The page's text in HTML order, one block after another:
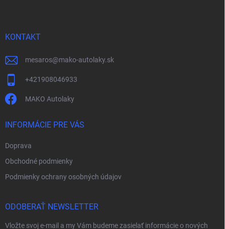
KONTAKT
mesaros@mako-autolaky.sk
+421908046933
MAKO Autolaky
INFORMÁCIE PRE VÁS
Doprava
Obchodné podmienky
Podmienky ochrany osobných údajov
ODOBERAŤ NEWSLETTER
Vložte svoj e-mail a my Vám budeme zasielať informácie o nových